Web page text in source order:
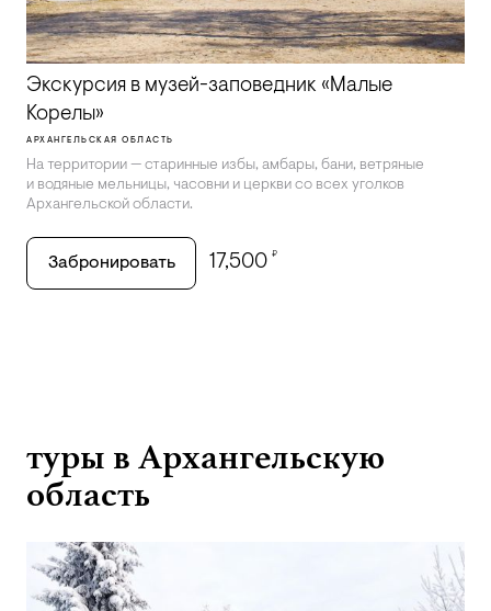
Экскурсия в музей-заповедник «Малые
Корелы»
АРХАНГЕЛЬСКАЯ ОБЛАСТЬ
На территории — старинные избы, амбары, бани, ветряные
и водяные мельницы, часовни и церкви со всех уголков
Архангельской области.
Забронировать 17,500 ₽
туры в Архангельскую
область